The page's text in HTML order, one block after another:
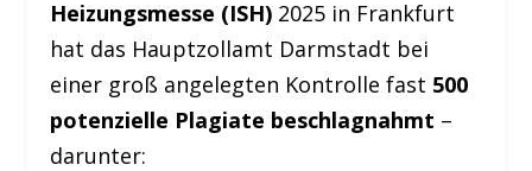
Heizungsmesse (ISH) 2025 in Frankfurt
hat das Hauptzollamt Darmstadt bei
einer groß angelegten Kontrolle fast 500
potenzielle Plagiate beschlagnahmt –
darunter: